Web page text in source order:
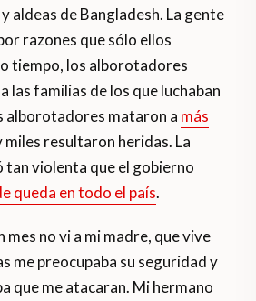
aldeas de Bangladesh. La gente
razones que sólo ellos
tiempo, los alborotadores
las familias de los que luchaban
alborotadores mataron a más
miles resultaron heridas. La
tan violenta que el gobierno
queda en todo el país.
mes no vi a mi madre, que vive
me preocupaba su seguridad y
que me atacaran. Mi hermano